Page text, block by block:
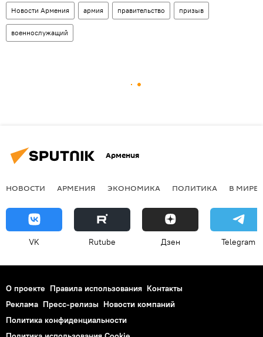
Новости Армения армия правительство призыв
военнослужащий
Армения
НОВОСТИ АРМЕНИЯ ЭКОНОМИКА ПОЛИТИКА В МИРЕ
VK Rutube Дзен Telegram
О проекте Правила использования Контакты
Реклама Пресс-релизы Новости компаний
Политика конфиденциальности